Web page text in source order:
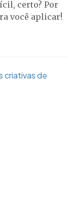
certo? Por
você aplicar!